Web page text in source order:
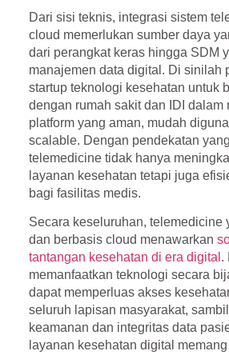
Dari sisi teknis, integrasi sistem
cloud memerlukan sumber daya
dari perangkat keras hingga SDM
manajemen data digital. Di sinilah
startup teknologi kesehatan untuk
dengan rumah sakit dan IDI dalam
platform yang aman, mudah
scalable. Dengan pendekatan
telemedicine tidak hanya
layanan kesehatan tetapi juga
bagi fasilitas medis.
Secara keseluruhan, telemedicine
dan berbasis cloud menawarkan
tantangan kesehatan di era digital .
memanfaatkan teknologi secara
dapat memperluas akses
seluruh lapisan masyarakat,
keamanan dan integritas data
layanan kesehatan digital